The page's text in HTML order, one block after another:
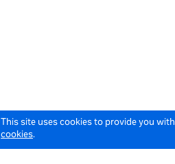
This site uses cookies to provide you
cookies.